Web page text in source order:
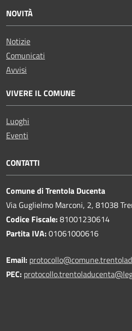
NOVITÀ
Notizie
Comunicati
Avvisi
VIVERE IL COMUNE
Luoghi
Eventi
CONTATTI
Comune di Trentola Ducenta
Via Guglielmo Marconi, 2, 81038
Codice Fiscale:81001230614
Partita IVA:01061000616
Email:
PEC: